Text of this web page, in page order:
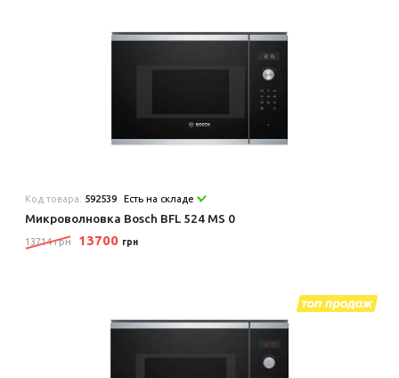
Код товара: 592539 Есть на складе
Микроволновка Bosch BFL 524 MS 0
13714 грн 13700 грн